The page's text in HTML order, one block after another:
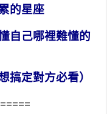
的星座
自己哪裡難懂的
搞定對方必看）